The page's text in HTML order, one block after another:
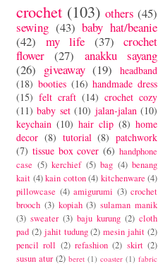
crochet (103) others (45)
sewing (43) baby hat/beanie
(42)
my life (37)
crochet
flower
(27)
anakku sayang
(26) giveaway (19)
headband
(18) booties (16) handmade dress
(15) felt craft (14) crochet cozy
(11) baby set (10) jalan-jalan (10)
keychain (10) hair clip (8) home
decor (8) tutorial (8) patchwork
(7) tissue box cover (6) handphone
case (5) kerchief (5) bag (4) benang
kait (4) kain cotton (4) kitchenware (4)
pillowcase (4) amigurumi (3) crochet
brooch (3) kopiah (3) sulaman manik
(3) sweater (3) baju kurung (2) cloth
pad (2) jahit tudung (2) mesin jahit (2)
pencil roll (2) refashion (2) skirt (2)
susun atur (2) beret (1) coaster (1) fabric